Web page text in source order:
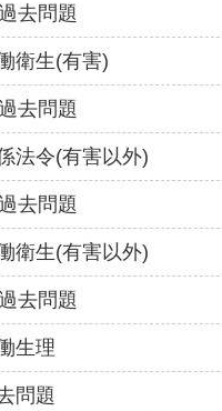
去問題
衛生(有害)
去問題
法令(有害以外)
去問題
衛生(有害以外)
去問題
生理
問題